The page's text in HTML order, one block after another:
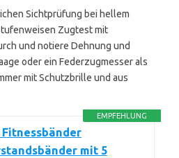
Sichtprüfung bei hellem
Zugtest mit
und notiere Dehnung und
oder ein Federzugmesser als
mit Schutzbrille und aus
EMPFEHLUNG
Fitnessbänder
mit 5